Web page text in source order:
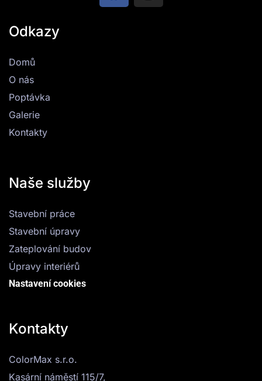
Odkazy
Domů
O nás
Poptávka
Galerie
Kontakty
Naše služby
Stavební práce
Stavební úpravy
Zateplování budov
Úpravy interiérů
Nastavení cookies
Kontakty
ColorMax s.r.o.
Kasární náměstí 115/7,